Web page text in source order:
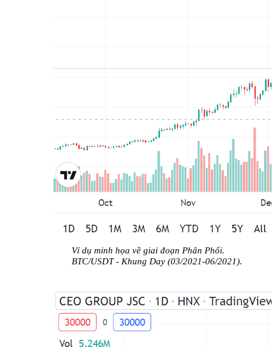
Ví dụ minh họa về giai đoạn Phân Phối.
BTC/USDT - Khung Day (03/2021-06/2021).